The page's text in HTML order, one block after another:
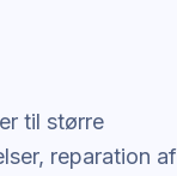
til større
reparation af